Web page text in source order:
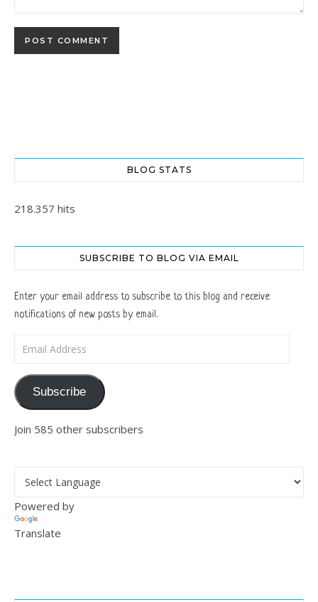
BLOG STATS
218.357 hits
SUBSCRIBE TO BLOG VIA EMAIL
Enter your email address to subscribe to this blog and receive
notifications of new posts by email.
Subscribe
Join 585 other subscribers
Powered by
Translate